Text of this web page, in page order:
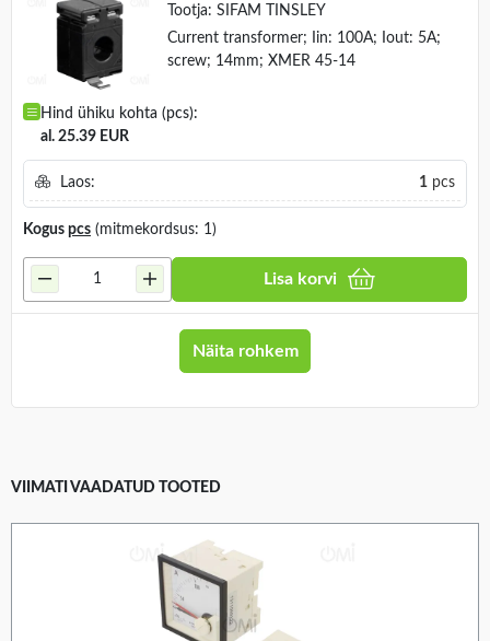
Tootja: SIFAM TINSLEY
Current transformer; Iin: 100A; Iout: 5A;
screw; 14mm; XMER 45-14
Hind ühiku kohta (pcs):
al. 25.39 EUR
Laos: 1 pcs
Kogus pcs (mitmekordsus: 1)
Lisa korvi
Näita rohkem
VIIMATI VAADATUD TOOTED